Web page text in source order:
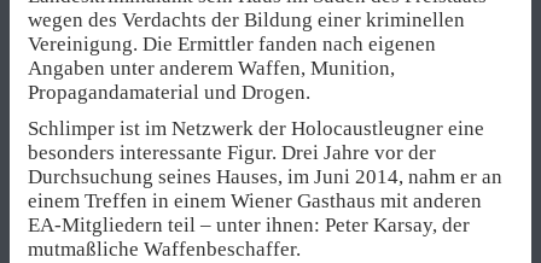
wegen des Verdachts der Bildung einer kriminellen
Vereinigung. Die Ermittler fanden nach eigenen
Angaben unter anderem Waffen, Munition,
Propagandamaterial und Drogen.
Schlimper ist im Netzwerk der Holocaustleugner eine
besonders interessante Figur. Drei Jahre vor der
Durchsuchung seines Hauses, im Juni 2014, nahm er an
einem Treffen in einem Wiener Gasthaus mit anderen
EA-Mitgliedern teil – unter ihnen: Peter Karsay, der
mutmaßliche Waffenbeschaffer.